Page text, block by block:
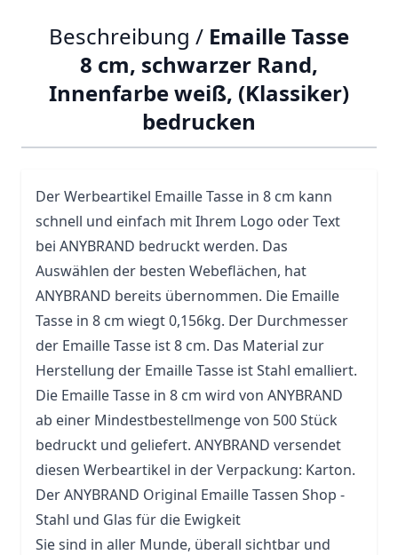
Beschreibung / Emaille Tasse
8 cm, schwarzer Rand,
Innenfarbe weiß, (Klassiker)
bedrucken
Der Werbeartikel EmailleTasse in 8 cm kann
schnell und einfach mit Ihrem Logo oder Text
bei ANYBRAND bedruckt werden. Das
Auswählen der besten Webeflächen, hat
ANYBRAND bereits übernommen. Die Emaille
Tasse in 8 cm wiegt 0,156kg. Der Durchmesser
der Emaille Tasse ist 8 cm. Das Material zur
Herstellung der Emaille Tasse ist Stahl emalliert.
Die Emaille Tasse in 8 cm wird von ANYBRAND
ab einer Mindestbestellmenge von 500 Stück
bedruckt und geliefert. ANYBRAND versendet
diesen Werbeartikel in der Verpackung: Karton.
Der ANYBRAND Original Emaille Tassen Shop -
Stahl und Glas für die Ewigkeit
Sie sind in aller Munde, überall sichtbar und